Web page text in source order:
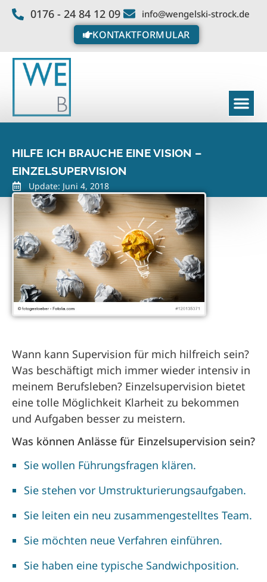
0176 - 24 84 12 09 info@wengelski-strock.de
KONTAKTFORMULAR
HILFE ICH BRAUCHE EINE VISION –
EINZELSUPERVISION
Update: Juni 4, 2018
Wann kann Supervision für mich hilfreich sein?
Was beschäftigt mich immer wieder intensiv in
meinem Berufsleben? Einzelsupervision bietet
eine tolle Möglichkeit Klarheit zu bekommen
und Aufgaben besser zu meistern.
Was können Anlässe für Einzelsupervision sein?
Sie wollen Führungsfragen klären.
Sie stehen vor Umstrukturierungsaufgaben.
Sie leiten ein neu zusammengestelltes Team.
Sie möchten neue Verfahren einführen.
Sie haben eine typische Sandwichposition.